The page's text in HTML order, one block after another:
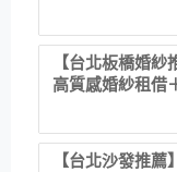
【台北板橋婚紗
高質感婚紗租借
【台北沙發推薦